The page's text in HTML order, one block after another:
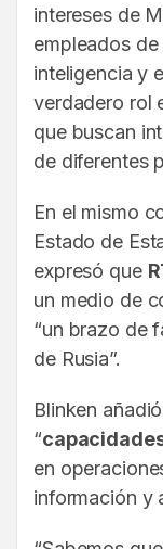
intereses de
empleados
inteligencia y
verdadero rol
que buscan
de diferentes
En el mismo
Estado de
expresó que
un medio de
“un brazo de
de Rusia”.
Blinken
“
en
información y